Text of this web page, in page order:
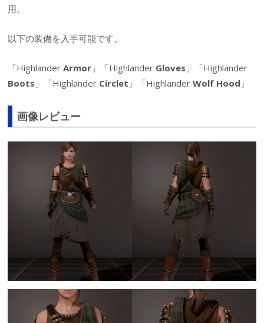
用。
以下の装備を入手可能です。
「HighlanderArmor 」「Highlander Gloves 」「Highlander
Boots 」「Highlander Circlet 」「HighlanderWolf Hood 」
画像レビュー